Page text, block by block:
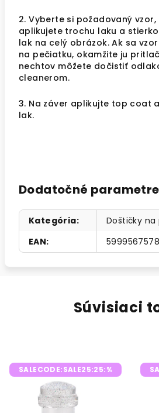
2.Vyberte si požadovaný
aplikujete trochu laku a
lak na celý obrázok. Ak sa
na pečiatku, okamžite ju
nechtov môžete dočistiť
cleanerom.
3. Na záver aplikujte top coat
lak.
Dodatočné parametre
Kategória:
Doštičky
EAN:
Súvisiaci
SALECODE:SALE25:25:%